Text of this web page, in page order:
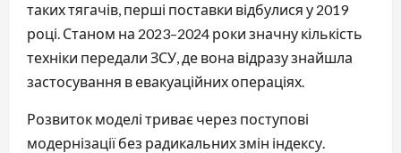
таких тягачів, перші поставки відбулися у 2019
році. Станом на 2023–2024 роки значну кількість
техніки передали ЗСУ, де вона відразу знайшла
застосування в евакуаційних операціях.
Розвиток моделі триває через поступові
модернізації без радикальних змін індексу.